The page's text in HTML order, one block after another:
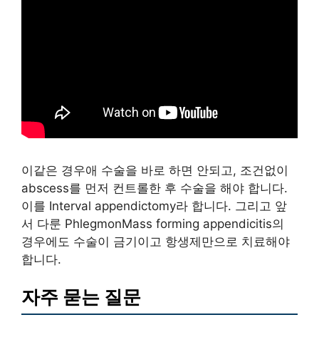
이같은 경우애 수술을 바로 하면 안되고, 조건없이
abscess를 먼저 컨트롤한 후 수술을 해야 합니다.
이를 Interval appendictomy라 합니다. 그리고 앞
서 다룬 PhlegmonMass forming appendicitis의
경우에도 수술이 금기이고 항생제만으로 치료해야
합니다.
자주 묻는 질문